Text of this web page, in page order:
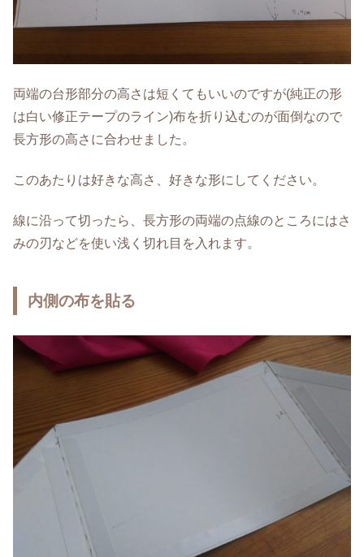
両端の台形部分の高さは短くてもいいのですが(純正の形
は白い修正テープのライン)布を折り込むのが面倒なので
長方形の高さに合わせました。
このあたりは好きな高さ、好きな形にしてください。
線に沿って切ったら、長方形の両端の点線のところにはさ
みの刃などを使い浅く切れ目を入れます。
内側の布を貼る